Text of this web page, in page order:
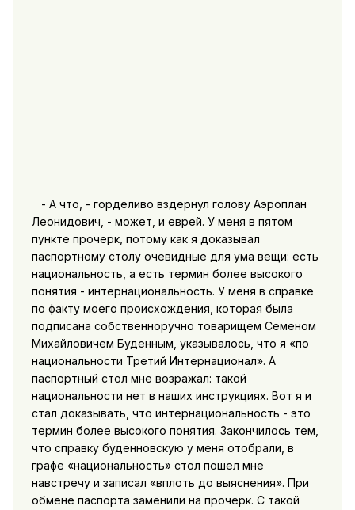
- А что, - горделиво вздернул голову Аэроплан
Леонидович, - может, и еврей. У меня в пятом
пункте прочерк, потому как я доказывал
паспортному столу очевидные для ума вещи: есть
национальность, а есть термин более высокого
понятия - интернациональность. У меня в справке
по факту моего происхождения, которая была
подписана собственноручно товарищем Семеном
Михайловичем Буденным, указывалось, что я «по
национальности Третий Интернационал». А
паспортный стол мне возражал: такой
национальности нет в наших инструкциях. Вот я и
стал доказывать, что интернациональность - это
термин более высокого понятия. Закончилось тем,
что справку буденновскую у меня отобрали, в
графе «национальность» стол пошел мне
навстречу и записал «вплоть до выяснения». При
обмене паспорта заменили на прочерк. С такой